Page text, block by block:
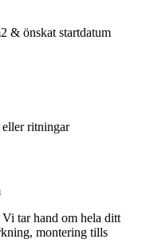
& önskat startdatum
ritningar
tar hand om hela ditt
montering tills